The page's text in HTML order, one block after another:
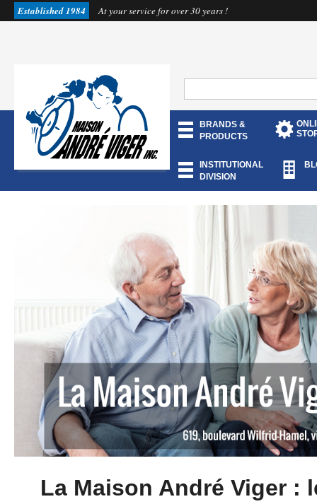
Established 1984 At your service for over 30 years !
BRANDS &
PRODUCTS
INSTITUTIONAL
DIVISION
La Maison André Viger :